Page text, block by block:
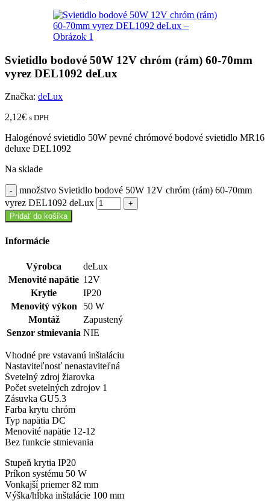
Svietidlo bodové 50W 12V chróm (rám) 60-70mm
vyrez DEL1092 deLux
Značka: deLux
2,12€ s DPH
Halogénové svietidlo 50W pevné chrómové bodové svietidlo MR16
deluxe DEL1092
Na sklade
množstvo Svietidlo bodové 50W 12V chróm (rám) 60-70mm
vyrez DEL1092 deLux
Pridať do košíka
Informácie
Výrobca
deLux
Menovité napätie 12V
Krytie
IP20
Menovitý výkon
50 W
Montáž
Zapustený
Senzor stmievania NIE
Vhodné pre vstavanú inštaláciu
Nastaviteľnosť nenastaviteľná
Svetelný zdroj žiarovka
Počet svetelných zdrojov 1
Zásuvka GU5.3
Farba krytu chróm
Typ napätia DC
Menovité napätie 12-12
Bez funkcie stmievania
Stupeň krytia IP20
Príkon systému 50 W
Vonkajší priemer 82 mm
Výška/hĺbka inštalácie 100 mm